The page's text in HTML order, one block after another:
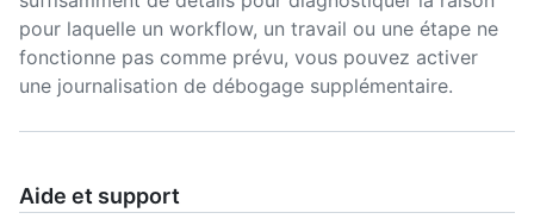
pour laquelle un workflow, un travail ou une étape ne
fonctionne pas comme prévu, vous pouvez activer
une journalisation de débogage supplémentaire.
Aide et support